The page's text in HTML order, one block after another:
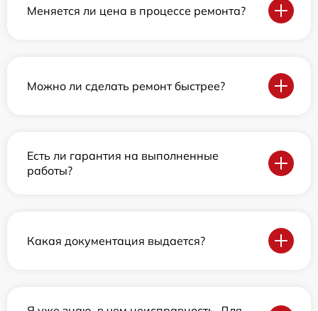
Меняется ли цена в процессе ремонта?
Можно ли сделать ремонт быстрее?
Есть ли гарантия на выполненные
работы?
Какая документация выдается?